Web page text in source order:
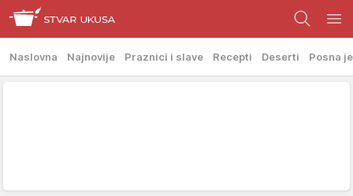
Naslovna Najnovije Praznici i slave Recepti Deserti Posna